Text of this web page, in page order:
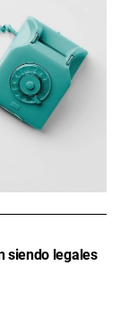
siendo legales